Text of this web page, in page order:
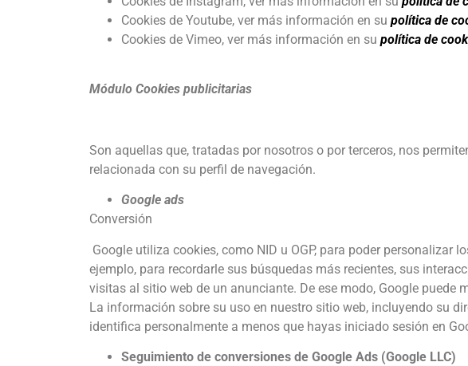
Cookies de Youtube, ver más información en su política de
Cookies de Vimeo, ver más información en su política de
Módulo Cookies publicitarias
Son aquellas que, tratadas por nosotros o por terceros, nos
relacionada con su perfil de navegación.
Google ads
Conversión
Google utiliza cookies, como NID u OGP, para poder personalizar
ejemplo, para recordarle sus búsquedas más recientes, sus
visitas al sitio web de un anunciante. De ese modo, Google
La información sobre su uso en nuestro sitio web, incluyendo su
identifica personalmente a menos que hayas iniciado sesión en
Seguimiento de conversiones de Google Ads (Google LLC)